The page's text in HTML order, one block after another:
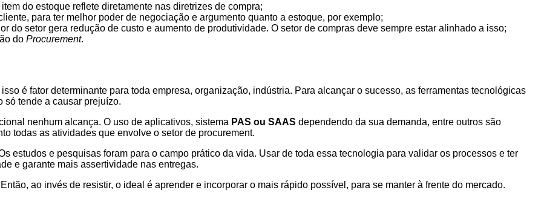
do estoque reflete diretamente nas diretrizes de compra;
para ter melhor poder de negociação e argumento quanto a estoque, por exemplo;
do setor gera redução de custo e aumento de produtividade. O setor de compras deve sempre estar alinhado a isso;
do Procurement.
é fator determinante para toda empresa, organização, indústria. Para alcançar o sucesso, as ferramentas tecnológicas
só tende a causar prejuízo.
nenhum alcança. O uso de aplicativos, sistema PAS ou SAAS dependendo da sua demanda, entre outros são
todas as atividades que envolve o setor de procurement.
estudos e pesquisas foram para o campo prático da vida. Usar de toda essa tecnologia para validar os processos e ter
e garante mais assertividade nas entregas.
ao invés de resistir, o ideal é aprender e incorporar o mais rápido possível, para se manter à frente do mercado.